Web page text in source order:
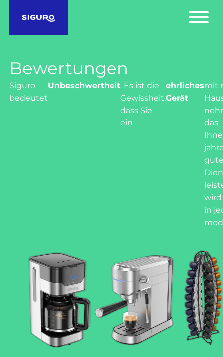
Bewertungen
Siguro
bedeutet
Unbeschwertheit. Es ist die
Gewissheit,
dass Sie
ein
ehrliches
Gerät
mit
das
gute
in